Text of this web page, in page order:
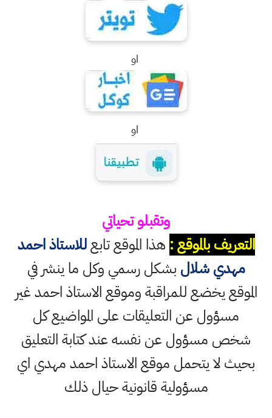
او
او
وتقبلو تحياتي
التعريف بالموقع : هذا الموقع تابعللاستاذ احمد
مهدي شلال بشكل رسمي وكل ما ينشر في
الموقع يخضع للمراقبة وموقع الاستاذ احمد غير
مسؤول عن التعليقات على المواضيع كل
شخص مسؤول عن نفسه عند كتابة التعليق
بحيث لا يتحمل موقع الاستاذ احمد مهدي اي
مسؤولية قانونية حيال ذلك